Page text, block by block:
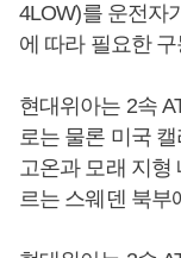
4LOW)를 운전자
에 따라 필요한
현대위아는 2속
로는 물론 미국
고온과 모래 지형
르는 스웨덴 북부